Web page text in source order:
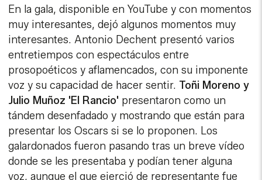
En la gala, disponible en YouTube y con momentos
muy interesantes, dejó algunos momentos muy
interesantes. Antonio Dechent presentó varios
entretiempos con espectáculos entre
prosopoéticos y aflamencados, con su imponente
voz y su capacidad de hacer sentir. Toñi Moreno y
Julio Muñoz 'El Rancio' presentaron como un
tándem desenfadado y mostrando que están para
presentar los Oscars si se lo proponen. Los
galardonados fueron pasando tras un breve vídeo
donde se les presentaba y podían tener alguna
voz, aunque el que ejerció de representante fue